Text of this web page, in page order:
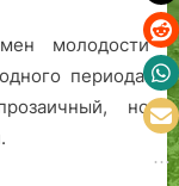
молодости
периода.
но